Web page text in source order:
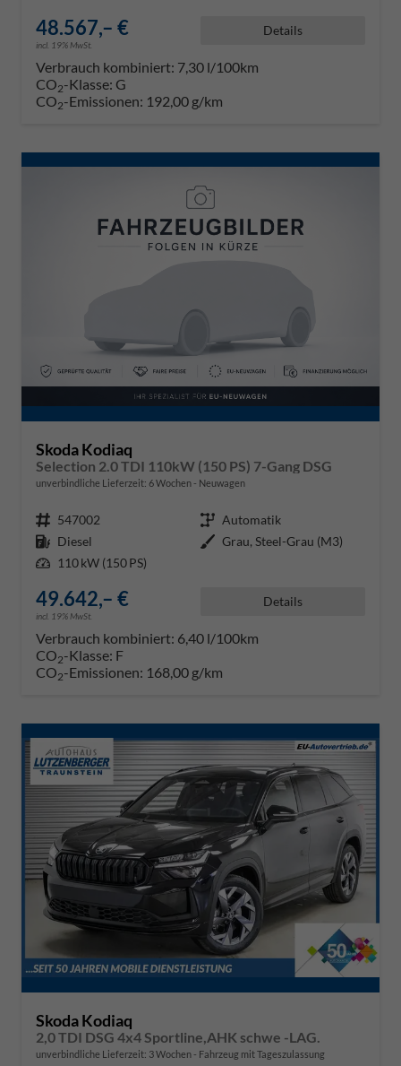
48.567,– €
incl. 19% MwSt.
Details
Verbrauch kombiniert: 7,30 l/100km
CO2-Klasse: G
CO2-Emissionen: 192,00 g/km
Skoda Kodiaq
Selection 2.0 TDI 110kW (150 PS) 7-Gang DSG
unverbindliche Lieferzeit: 6 Wochen Neuwagen
Fahrzeugnr. 547002 Getriebe Automatik
Kraftstoff Diesel Außenfarbe Grau, Steel-Grau (M3)
Leistung 110 kW (150 PS)
49.642,– €
incl. 19% MwSt.
Details
Verbrauch kombiniert: 6,40 l/100km
CO2-Klasse: F
CO2-Emissionen: 168,00 g/km
Skoda Kodiaq
2,0 TDI DSG 4x4 Sportline,AHK schwe -LAG.
unverbindliche Lieferzeit: 3 Wochen Fahrzeug mit Tageszulassung